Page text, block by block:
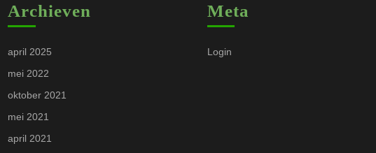
Archieven
april 2025
mei 2022
oktober 2021
mei 2021
april 2021
Meta
Login